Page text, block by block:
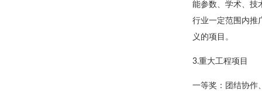
能参数、学术、技
行业一定范围内推
义的项目。
3.重大工程项目
一等奖：团结协作